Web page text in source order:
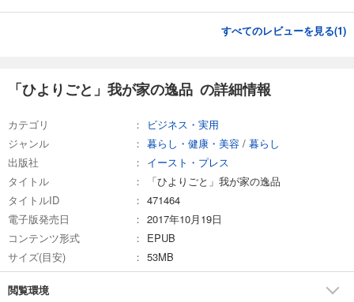
すべてのレビューを見る(1)
「ひよりごと」我が家の逸品 の詳細情報
カテゴリ
ビジネス・実用
ジャンル
暮らし・健康・美容 / 暮らし
出版社
イースト・プレス
タイトル
「ひよりごと」我が家の逸品
タイトルID
471464
電子版発売日
2017年10月19日
コンテンツ形式
EPUB
サイズ(目安)
53MB
閲覧環境